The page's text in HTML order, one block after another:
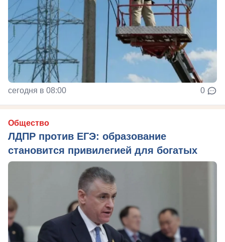
сегодня в 08:00 0
Общество
ЛДПР против ЕГЭ: образование
становится привилегией для богатых